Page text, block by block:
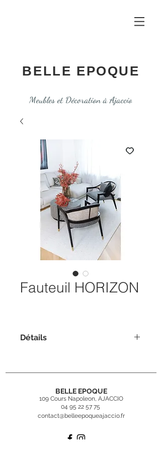
BELLE EPOQUE
Meubles et Décoration à Ajaccio
Fauteuil HORIZON
Détails
BELLE EPOQUE
109 Cours Napoleon, AJACCIO
04 95 22 57 75
contact@belleepoqueajaccio.fr